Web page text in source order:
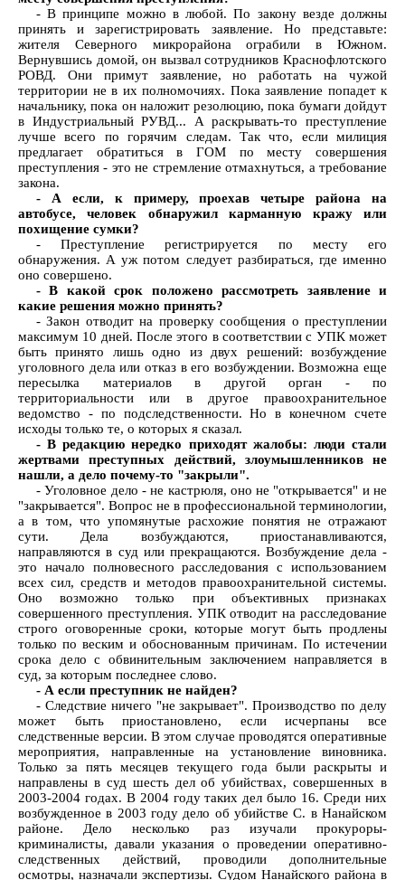
- В принципе можно в любой. По закону везде должны
принять и зарегистрировать заявление. Но представьте:
жителя Северного микрорайона ограбили в Южном.
Вернувшись домой, он вызвал сотрудников Краснофлотского
РОВД. Они примут заявление, но работать на чужой
территории не в их полномочиях. Пока заявление попадет к
начальнику, пока он наложит резолюцию, пока бумаги дойдут
в Индустриальный РУВД... А раскрывать-то преступление
лучше всего по горячим следам. Так что, если милиция
предлагает обратиться в ГОМ по месту совершения
преступления - это не стремление отмахнуться, а требование
закона.
- А если, к примеру, проехав четыре района на
автобусе, человек обнаружил карманную кражу или
похищение сумки?
- Преступление регистрируется по месту его
обнаружения. А уж потом следует разбираться, где именно
оно совершено.
- В какой срок положено рассмотреть заявление и
какие решения можно принять?
- Закон отводит на проверку сообщения о преступлении
максимум 10 дней. После этого в соответствии с УПК может
быть принято лишь одно из двух решений: возбуждение
уголовного дела или отказ в его возбуждении. Возможна еще
пересылка материалов в другой орган - по
территориальности или в другое правоохранительное
ведомство - по подследственности. Но в конечном счете
исходы только те, о которых я сказал.
- В редакцию нередко приходят жалобы: люди стали
жертвами преступных действий, злоумышленников не
нашли, а дело почему-то "закрыли".
- Уголовное дело - не кастрюля, оно не "открывается" и не
"закрывается". Вопрос не в профессиональной терминологии,
а в том, что упомянутые расхожие понятия не отражают
сути. Дела возбуждаются, приостанавливаются,
направляются в суд или прекращаются. Возбуждение дела -
это начало полновесного расследования с использованием
всех сил, средств и методов правоохранительной системы.
Оно возможно только при объективных признаках
совершенного преступления. УПК отводит на расследование
строго оговоренные сроки, которые могут быть продлены
только по веским и обоснованным причинам. По истечении
срока дело с обвинительным заключением направляется в
суд, за которым последнее слово.
- А если преступник не найден?
- Следствие ничего "не закрывает". Производство по делу
может быть приостановлено, если исчерпаны все
следственные версии. В этом случае проводятся оперативные
мероприятия, направленные на установление виновника.
Только за пять месяцев текущего года были раскрыты и
направлены в суд шесть дел об убийствах, совершенных в
2003-2004 годах. В 2004 году таких дел было 16. Среди них
возбужденное в 2003 году дело об убийстве С. в Нанайском
районе. Дело несколько раз изучали прокуроры-
криминалисты, давали указания о проведении оперативно-
следственных действий, проводили дополнительные
осмотры, назначали экспертизы. Судом Нанайского района в